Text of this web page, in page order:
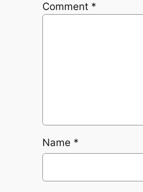
Comment *
Name *